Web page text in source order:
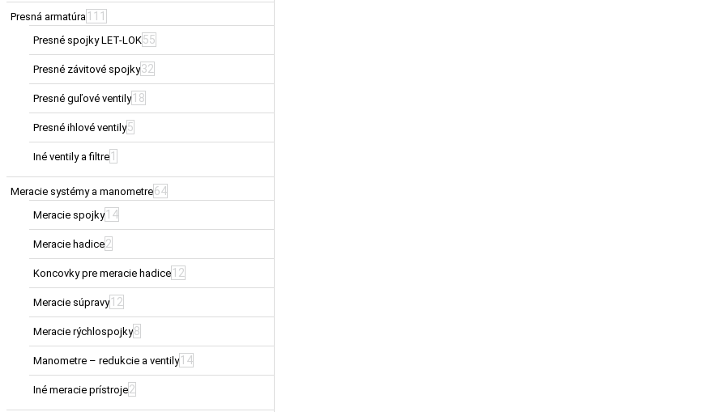
Presná armatúra 111
Presné spojky LET-LOK55
Presné závitové spojky32
Presné guľové ventily 18
Presné ihlové ventily5
Iné ventily a filtre 1
Meracie systémy a manometre64
Meracie spojky 14
Meracie hadice2
Koncovky pre meracie hadice 12
Meracie súpravy 12
Meracie rýchlospojky8
Manometre – redukcie a ventily 14
Iné meracie prístroje2